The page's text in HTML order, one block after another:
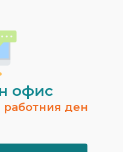
офис
работния ден